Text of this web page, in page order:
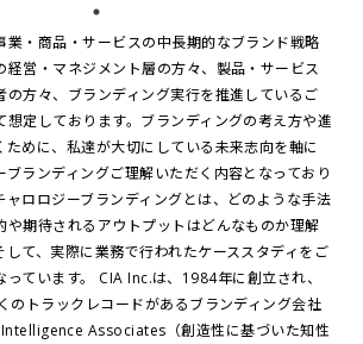
業・商品・サービスの中長期的なブランド戦略
経営・マネジメント層の方々、製品・サービス
の方々、ブランディング実行を推進しているご
想定しております。ブランディングの考え方や進
ために、私達が大切にしている未来志向を軸に
ブランディングご理解いただく内容となっており
ャロロジーブランディングとは、どのような手法
や期待されるアウトプットはどんなものか理解
して、実際に業務で行われたケーススタディをご
ています。 CIA Inc.は、1984年に創立され、
のトラックレコードがあるブランディング会社
Associates（創造性に基づいた知性